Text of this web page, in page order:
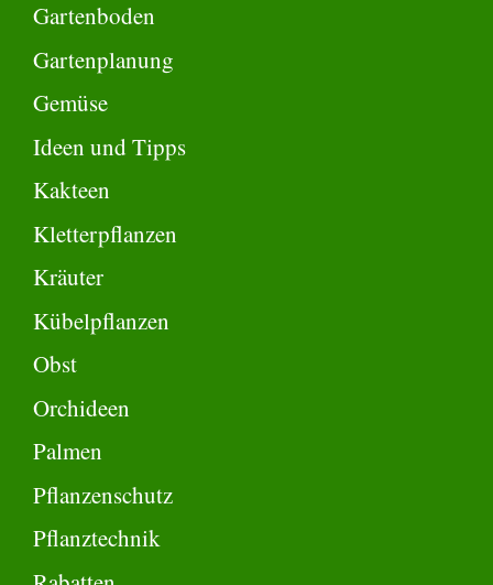
Gartenboden
Gartenplanung
Gemüse
Ideen und Tipps
Kakteen
Kletterpflanzen
Kräuter
Kübelpflanzen
Obst
Orchideen
Palmen
Pflanzenschutz
Pflanztechnik